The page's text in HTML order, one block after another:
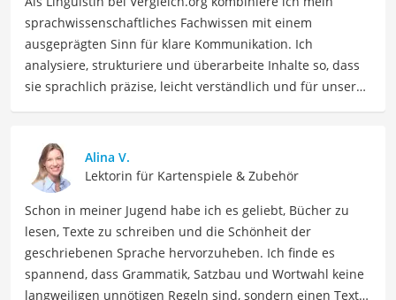
sprachwissenschaftliches Fachwissen mit einem
ausgeprägten Sinn für klare Kommunikation. Ich
analysiere, strukturiere und überarbeite Inhalte so, dass
sie sprachlich präzise, leicht verständlich und für unsere
beschäftige ich mich gerne mit verschiedenen Hobbys
und Freizeitaktivitäten. Dieses Interesse spiegelt sich in
meinen Beiträgen wider, die sich mit Freizeitideen,
Reiseempfehlungen, Hobbytipps und Anregungen für die
Freizeitgestaltung befassen.
Der Yugioh-Deck-Vergleich ist aus unserer Sicht
besonders empfehlenswert fürSpieler.
Alina V.
Lektorin für Kartenspiele & Zubehör
Schon in meiner Jugend habe ich es geliebt, Bücher zu
lesen, Texte zu schreiben und die Schönheit der
geschriebenen Sprache hervorzuheben. Ich finde es
spannend, dass Grammatik, Satzbau und Wortwahl keine
langweiligen unnötigen Regeln sind, sondern einen Text